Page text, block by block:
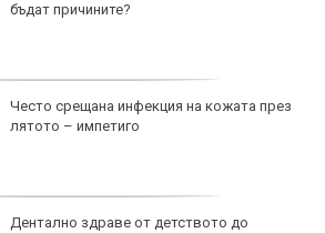
бъдат причините?
Често срещана инфекция на кожата през
лятото – импетиго
Дентално здраве от детството до